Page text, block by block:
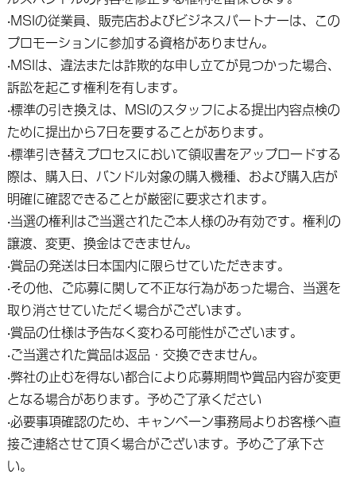
‧MSIの従業員、販売店およびビジネスパートナーは、この
プロモーションに参加する資格がありません。
‧MSIは、違法または詐欺的な申し立てが見つかった場合、
訴訟を起こす権利を有します。
‧標準の引き換えは、MSIのスタッフによる提出内容点検の
ために提出から7日を要することがあります。
‧標準引き替えプロセスにおいて領収書をアップロードする
際は、購入日、バンドル対象の購入機種、および購入店が
明確に確認できることが厳密に要求されます。
‧当選の権利はご当選されたご本人様のみ有効です。権利の
譲渡、変更、換金はできません。
‧賞品の発送は日本国内に限らせていただきます。
‧その他、ご応募に関して不正な行為があった場合、当選を
取り消させていただく場合がございます。
‧賞品の仕様は予告なく変わる可能性がございます。
‧ご当選された賞品は返品・交換できません。
‧弊社の止むを得ない都合により応募期間や賞品内容が変更
となる場合があります。予めご了承ください
‧必要事項確認のため、キャンペーン事務局よりお客様へ直
接ご連絡させて頂く場合がございます。予めご了承下さ
い。